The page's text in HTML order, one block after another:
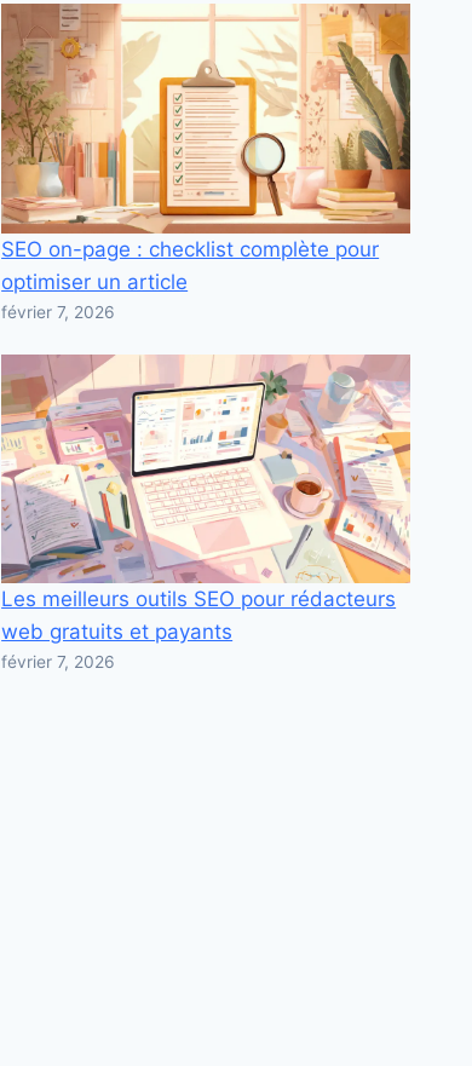
SEO on-page : checklist complète pour
optimiser un article
février 7, 2026
Les meilleurs outils SEO pour rédacteurs
web gratuits et payants
février 7, 2026